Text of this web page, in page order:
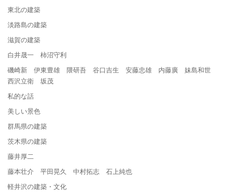
東北の建築
淡路島の建築
滋賀の建築
白井晟一 柿沼守利
磯崎新 伊東豊雄 隈研吾 谷口吉生 安藤忠雄 内藤廣 妹島和世
西沢立衛 坂茂
私的な話
美しい景色
群馬県の建築
茨木県の建築
藤井厚二
藤本壮介 平田晃久 中村拓志 石上純也
軽井沢の建築・文化